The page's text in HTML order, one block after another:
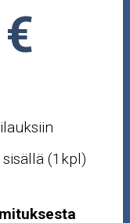
(1kpl)